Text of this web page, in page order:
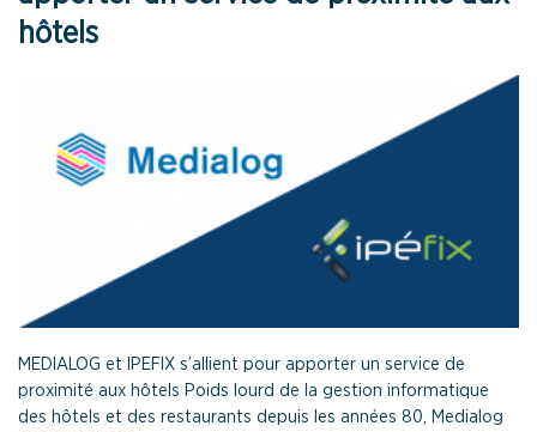
hôtels
MEDIALOG et IPEFIX s’allient pour apporter un service de
proximité aux hôtels Poids lourd de la gestion informatique
des hôtels et des restaurants depuis les années 80, Medialog